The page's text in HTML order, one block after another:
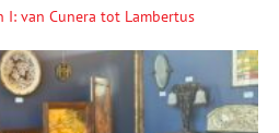
I: van Cunera tot Lambertus